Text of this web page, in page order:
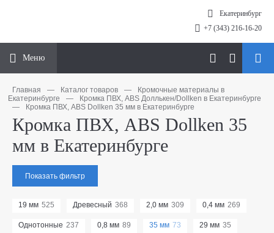
Екатеринбург
+7 (343) 216-16-20
Меню
Главная — Каталог товаров —
Кромочные материалы в
Екатеринбурге
—
Кромка ПВХ, ABS Доллькен/Dollken в Екатеринбурге
—
Кромка ПВХ, ABS Dollken 35 мм в Екатеринбурге
Кромка ПВХ, ABS Dollken 35
мм в Екатеринбурге
Показать фильтр
19 мм 525 Древесный 368 2,0 мм 309 0,4 мм 269
Однотонные 237 0,8 мм 89 35 мм 73 29 мм 35